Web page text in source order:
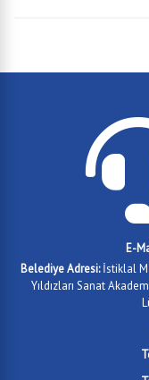
E-
Belediye Adresi:İstiklal
Yıldızları Sanat